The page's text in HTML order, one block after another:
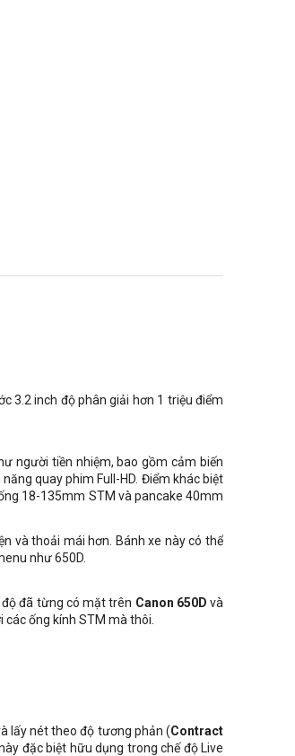
3.2 inch độ phân giải hơn 1 triệu điểm
người tiền nhiệm, bao gồm cảm biến
quay phim Full-HD. Điểm khác biệt
18-135mm STM và pancake 40mm
và thoải mái hơn. Bánh xe này có thể
như 650D.
đã từng có mặt trên Canon 650D và
các ống kính STM mà thôi.
lấy nét theo độ tương phản (Contract
đặc biệt hữu dụng trong chế độ Live